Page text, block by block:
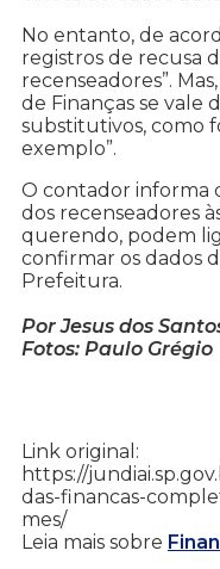
No entanto, de
registros de recusa
recenseadores”.
de Finanças se vale
substitutivos, como
exemplo”.
O contador informa
dos recenseadores
querendo, podem
confirmar os dados
Prefeitura.
Por Jesus dos
Fotos: Paulo Grégio
Link original:
https://
das-financas-
mes/
Leia mais sobre